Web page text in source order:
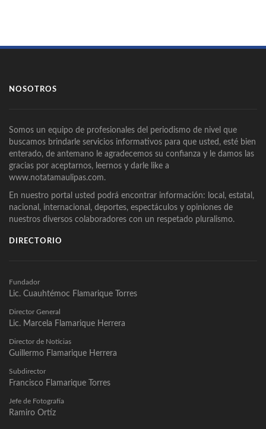
NOSOTROS
Somos un equipo de profesionales del periodismo de nivel que
buscamos brindarle servicios informativos para que usted, esté bien
enterado, de antemano le agradecemos su confianza y le damos las
gracias por aceptarnos, leernos y darle like a
www.notatamaulipas.com.
En nuestro portal usted podrá encontrar información: local, estatal,
nacional, internacional, deportes, espectáculos y opiniones de
nuestros diversos colaboradores con un respetado pluralismo.
DIRECTORIO
Fundador
Lic. Cuauhtémoc Flamarique Torres
Director General
Lic. Marcela Flamarique Herrera
Director de Noticias
Guillermo Flamarique Herrera
Subdirector
Francisco Flamarique Torres
Jefe de Fotografía
Ramiro Ortíz